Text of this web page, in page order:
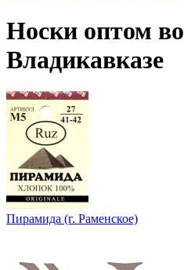
Носки оптом во
Владикавказе
Пирамида (г. Раменское)